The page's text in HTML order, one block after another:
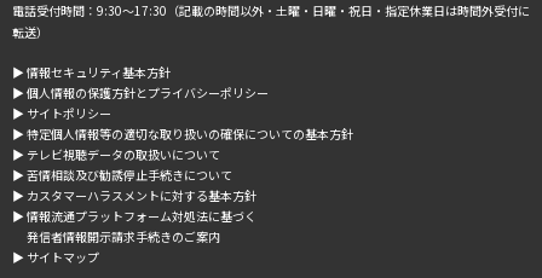
電話受付時間：9:30～17:30（記載の時間以外・土曜・日曜・祝日・指定休業日は時間外受付に
転送）
▶︎ 情報セキュリティ基本方針
▶︎ 個人情報の保護方針とプライバシーポリシー
▶︎ サイトポリシー
▶︎ 特定個人情報等の適切な取り扱いの確保についての基本方針
▶︎ テレビ視聴データの取扱いについて
▶︎ 苦情相談及び勧誘停止手続きについて
▶︎ カスタマーハラスメントに対する基本方針
▶︎ 情報流通プラットフォーム対処法に基づく
発信者情報開示請求手続きのご案内
▶︎ サイトマップ